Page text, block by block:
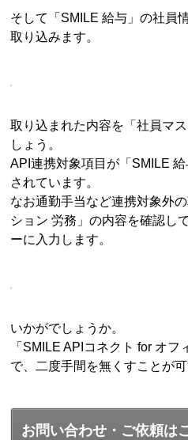
そして「SMILE 給与」の社員
取り込みます。
取り込まれた内容を「社員マ
しょう。
API連携対象項目が「SMILE
されています。
なお通勤手当など連携対象外
ション 労務」の内容を確認し
ーに入力します。
いかがでしょうか。
「SMILE APIコネクト for オ
で、二度手間を無くすことが可
お問い合わせ・ご依頼は